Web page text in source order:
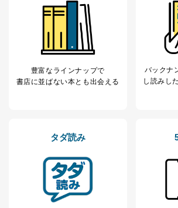
代表取締役会長 西野 伸一郎
個人情報保護管理者: 経営管理グループデ
田 嘉也
２．利用目的
当社が取り扱う開示対象個人情報の利用
りです。
ービス等をご利用
の方の個人情報
ｅメール等による
個人が特定できな
閲覧履歴や購買履
析して、趣味・嗜好
応じた新商品・サ
豊富なラインナップで
書店に並ばない本とも出会える
バックナ
し読み し
タダ読み